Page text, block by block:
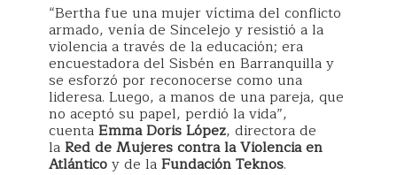
“Bertha fue una mujer víctima del conflicto
armado, venía de Sincelejo y resistió a la
violencia a través de la educación; era
encuestadora del Sisbén en Barranquilla y
se esforzó por reconocerse como una
lideresa. Luego, a manos de una pareja, que
no aceptó su papel, perdió la vida”,
cuentaEmma Doris López, directora de
laRed de Mujeres contra la Violencia en
Atlánticoy de laFundación Teknos.